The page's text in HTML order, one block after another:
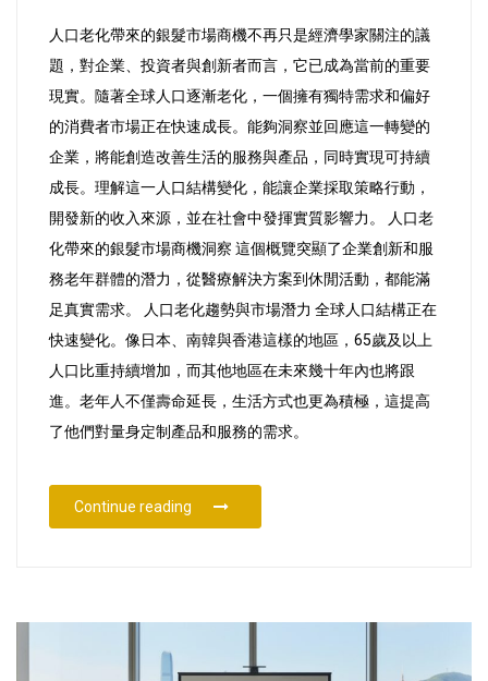
來
的
銀
髮
市
場
商
機
人口老化帶來的銀髮市場商機不再只是經濟學家關注的議
題，對企業、投資者與創新者而言，它已成為當前的重要
現實。隨著全球人口逐漸老化，一個擁有獨特需求和偏好
的消費者市場正在快速成長。能夠洞察並回應這一轉變的
企業，將能創造改善生活的服務與產品，同時實現可持續
成長。理解這一人口結構變化，能讓企業採取策略行動，
開發新的收入來源，並在社會中發揮實質影響力。 人口老
化帶來的銀髮市場商機洞察 這個概覽突顯了企業創新和服
務老年群體的潛力，從醫療解決方案到休閒活動，都能滿
足真實需求。 人口老化趨勢與市場潛力 全球人口結構正在
快速變化。像日本、南韓與香港這樣的地區，65歲及以上
人口比重持續增加，而其他地區在未來幾十年內也將跟
進。老年人不僅壽命延長，生活方式也更為積極，這提高
了他們對量身定制產品和服務的需求。
Continue reading “人口老化帶來的銀髮市場商機”